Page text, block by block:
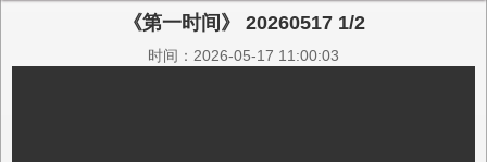
《第一时间》 20260517 1/2
时间：2026-05-17 11:00:03